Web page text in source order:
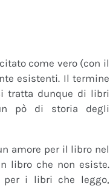
come vero (con il
esistenti. Il termine
tratta dunque di libri
pò di storia degli
amore per il libro nel
libro che non esiste.
per i libri che leggo,